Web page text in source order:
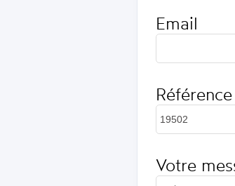
Email
Votre